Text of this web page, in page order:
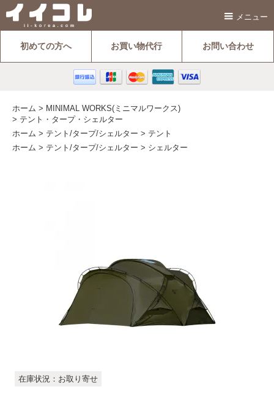
メニュー
初めての方へ お買い物代行 お問い合わせ
ホーム > MINIMAL WORKS(ミニマルワークス)
> テント・タープ・シェルター
ホーム > テント/タープ/シェルター > テント
ホーム > テント/タープ/シェルター > シェルター
在庫状況：お取り寄せ